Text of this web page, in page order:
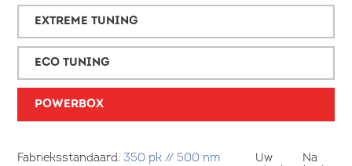
EXTREME TUNING
ECO TUNING
POWERBOX
Fabrieksstandaard: 350 pk // 500 nm
Uw
Na